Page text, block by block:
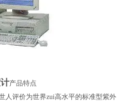
产品特点
人评价为世界zui高水平的标准型紫外